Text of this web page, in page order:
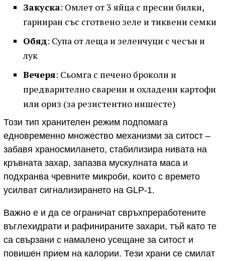
Закуска: Омлет от 3 яйца с пресни билки,
гарниран със сготвено зеле и тиквени семки
Обяд: Супа от леща и зеленчуци с чесън и
лук
Вечеря: Сьомга с печено броколи и
предварително сварени и охладени картофи
или ориз (за резистентно нишесте)
Този тип хранителен режим подпомага
едновременно множество механизми за ситост –
забавя храносмилането, стабилизира нивата на
кръвната захар, запазва мускулната маса и
подхранва чревните микроби, които с времето
усилват сигнализирането на GLP‑1.
Важно е и да се ограничат свръхпреработените
въглехидрати и рафинираните захари, тъй като те
са свързани с намалено усещане за ситост и
повишен прием на калории. Тези храни се смилат